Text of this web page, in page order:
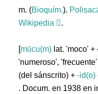
m. (Bioquím.).
Wikipedia
.
[mūcu(m) lat. 'moco' +
'numeroso',
(del sánscrito) +-id(o)
. Docum. en 1938 en